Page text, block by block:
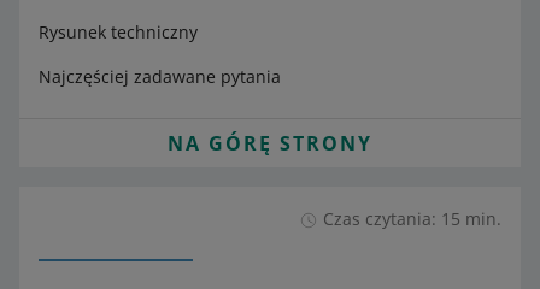
Rysunek techniczny
Najczęściej zadawane pytania
NA GÓRĘ STRONY
Czas czytania: 15 min.